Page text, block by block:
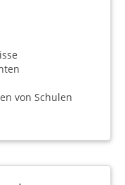
von Schulen